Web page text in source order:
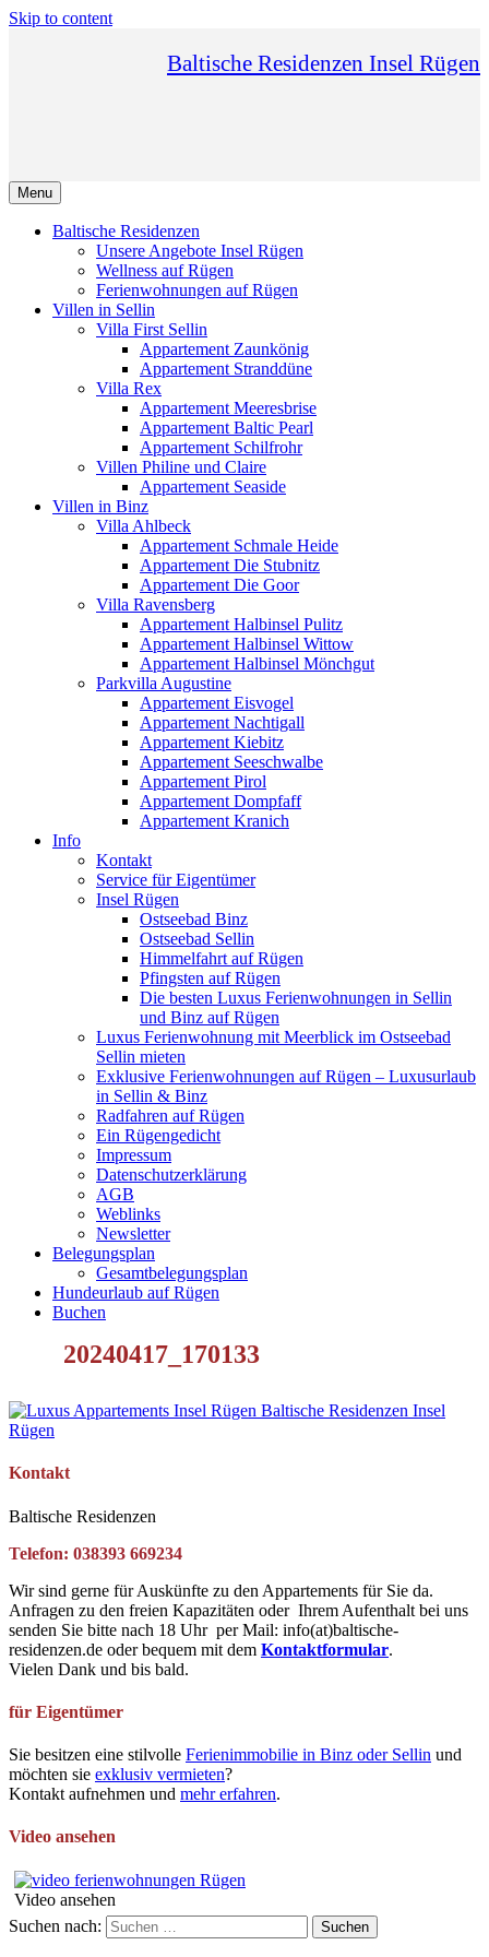
Skip to content
Baltische Residenzen Insel Rügen
Menu
Baltische Residenzen
Unsere Angebote Insel Rügen
Wellness auf Rügen
Ferienwohnungen auf Rügen
Villen in Sellin
Villa First Sellin
Appartement Zaunkönig
Appartement Stranddüne
Villa Rex
Appartement Meeresbrise
Appartement Baltic Pearl
Appartement Schilfrohr
Villen Philine und Claire
Appartement Seaside
Villen in Binz
Villa Ahlbeck
Appartement Schmale Heide
Appartement Die Stubnitz
Appartement Die Goor
Villa Ravensberg
Appartement Halbinsel Pulitz
Appartement Halbinsel Wittow
Appartement Halbinsel Mönchgut
Parkvilla Augustine
Appartement Eisvogel
Appartement Nachtigall
Appartement Kiebitz
Appartement Seeschwalbe
Appartement Pirol
Appartement Dompfaff
Appartement Kranich
Info
Kontakt
Service für Eigentümer
Insel Rügen
Ostseebad Binz
Ostseebad Sellin
Himmelfahrt auf Rügen
Pfingsten auf Rügen
Die besten Luxus Ferienwohnungen in Sellin
und Binz auf Rügen
Luxus Ferienwohnung mit Meerblick im Ostseebad
Sellin mieten
Exklusive Ferienwohnungen auf Rügen – Luxusurlaub
in Sellin & Binz
Radfahren auf Rügen
Ein Rügengedicht
Impressum
Datenschutzerklärung
AGB
Weblinks
Newsletter
Belegungsplan
Gesamtbelegungsplan
Hundeurlaub auf Rügen
Buchen
20240417_170133
Kontakt
Baltische Residenzen
Telefon: 038393 669234
Wir sind gerne für Auskünfte zu den Appartements für Sie da.
Anfragen zu den freien Kapazitäten oder Ihrem Aufenthalt bei uns
senden Sie bitte nach 18 Uhr per Mail: info(at)baltische-
residenzen.de oder bequem mit dem Kontaktformular.
Vielen Dank und bis bald.
für Eigentümer
Sie besitzen eine stilvolle Ferienimmobilie in Binz oder Sellin und
möchten sie exklusiv vermieten?
Kontakt aufnehmen und mehr erfahren.
Video ansehen
Video ansehen
Suchen nach: